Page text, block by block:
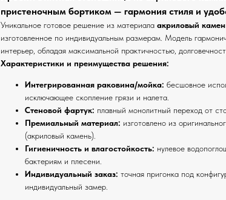
пристеночным бортиком — гармония стиля и
Уникальное готовое решение из материала акриловый
изготовленное по индивидуальным размерам. Модель
интерьер, обладая максимальной практичностью,
Характеристики и преимущества решения:
Интегрированная раковина/мойка: бесшовное
исключающее скопление грязи и налета.
Стеновой фартук: плавный монолитный переход от
Премиальный материал: изготовлено из
(акриловый камень).
Гигиеничность и влагостойкость: нулевое
бактериям и плесени.
Индивидуальный заказ: точная пригонка под
индивидуальный замер.